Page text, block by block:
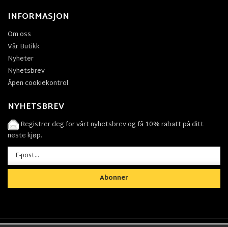
INFORMASJON
Om oss
Vår Butikk
Nyheter
Nyhetsbrev
Åpen cookiekontrol
NYHETSBREV
Registrer deg for vårt nyhetsbrev og få 10% rabatt på ditt
neste kjøp.
Abonner